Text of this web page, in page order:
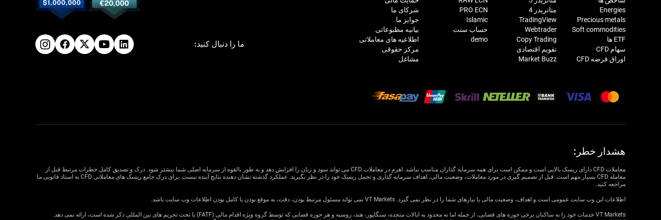
Energies
Precious metals
Soft commodities
ETF ها
سهام CFD
اوراق قرضه CFD
متاتریدر 4
TradingView
Webtrader
Copy Trading
تقویم اقتصادی
Market Buzz
PRO ECN
Islamic
حساب سنت
demo
شرکای ما
جوایز ما
بیانیه مطبوعاتی
اطلاعیه های معاملاتی
مرکز حقوقی
مشاغل
ما را دنبال کنید:
هشدار خطر:
معاملات CFD دارای ریسک بالایی است و ممکن است برای همه سرمایه گذاران مناسب نباشد. اهرم در معاملات CFD می تواند سود و زیان را افزایش دهد و به طور بالقوه از سرمایه اصلی شما بیشتر شود. درک و تصدیق کامل خطرات مرتبط قبل از
معامله CFD بسیار مهم است. قبل از تصمیم گیری در مورد معاملات، وضعیت مالی، اهداف سرمایه گذاری و تحمل ریسک خود را در نظر بگیرید. عملکرد گذشته نشان دهنده نتایج آینده نیست. برای درک جامع ریسک های معاملاتی CFD به اسناد قانونی ما
مراجعه کنید.
اطلاعات این وب سایت عمومی است و اهداف، وضعیت مالی یا نیازهای شما را در نظر نمی گیرد. VT Markets نمی تواند مسئول مرتبط بودن، دقت، به موقع بودن یا کامل بودن اطلاعات وب سایت باشد.
VT Markets خدمات خود را به ساکنان برخی حوزه های قضایی، از جمله اما نه محدود به ایالات متحده، سنگاپور، هند، روسیه و هر حوزه قضایی که توسط گروه ویژه اقدام مالی (FATF) یا تحت تحریم های بین المللی ذکر شده است، ارائه نمی دهد.